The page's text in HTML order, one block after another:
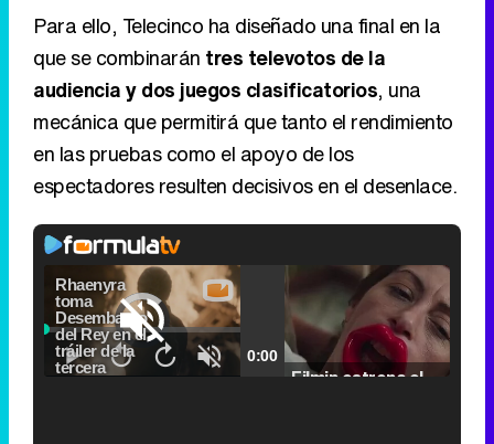
Para ello, Telecinco ha diseñado una final en la
que se combinarán tres televotos de la
audiencia y dos juegos clasificatorios, una
mecánica que permitirá que tanto el rendimiento
en las pruebas como el apoyo de los
espectadores resulten decisivos en el desenlace.
Video
Player
is
loading.
Pause
Seek
back
Seek
Unmute Current
0:00 / Duration
2:24
Loaded:
0.00%
Remaining
2:24
Picture-